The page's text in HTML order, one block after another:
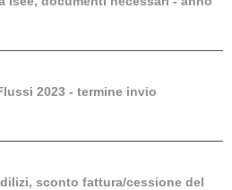
2023 - termine invio
sconto fattura/cessione del